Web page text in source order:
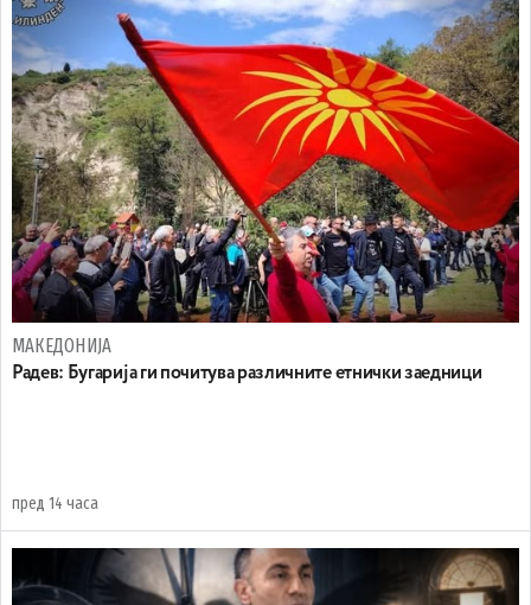
МАКЕДОНИЈА
Радев: Бугарија ги почитува различните етнички заедници
пред 14 часа